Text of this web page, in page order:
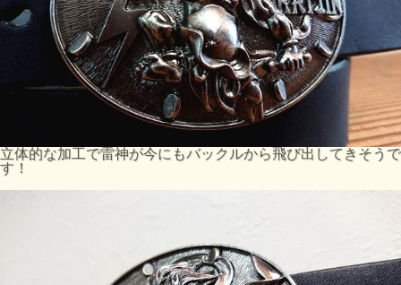
立体的な加工で雷神が今にもバックルから飛び出してきそうで
す！